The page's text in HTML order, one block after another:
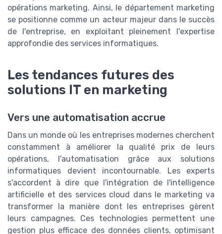
opérations marketing. Ainsi, le département marketing
se positionne comme un acteur majeur dans le succès
de l'entreprise, en exploitant pleinement l'expertise
approfondie des services informatiques.
Les tendances futures des
solutions IT en marketing
Vers une automatisation accrue
Dans un monde où les entreprises modernes cherchent
constamment à améliorer la qualité prix de leurs
opérations, l'automatisation grâce aux solutions
informatiques devient incontournable. Les experts
s'accordent à dire que l'intégration de l'intelligence
artificielle et des services cloud dans le marketing va
transformer la manière dont les entreprises gèrent
leurs campagnes. Ces technologies permettent une
gestion plus efficace des données clients, optimisant